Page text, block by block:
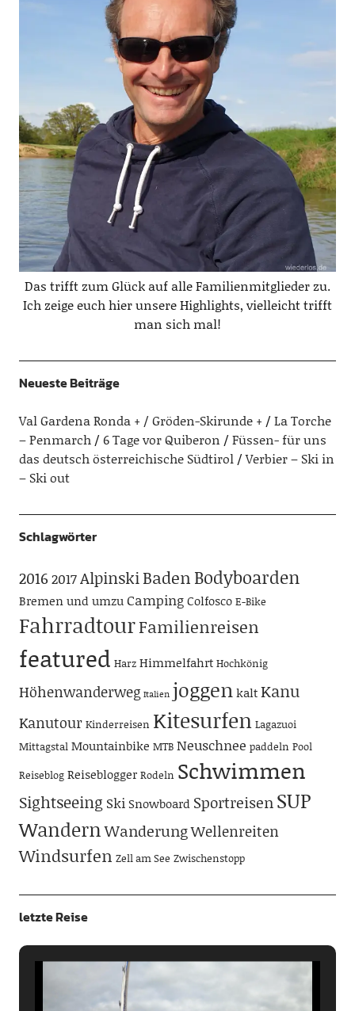
Das trifft zum Glück auf alle Familienmitglieder zu.
Ich zeige euch hier unsere Highlights, vielleicht trifft
man sich mal!
Neueste Beiträge
Val Gardena Ronda + / Gröden-Skirunde +
La Torche
– Penmarch
6 Tage vor Quiberon
Füssen- für uns
das deutsch österreichische Südtirol
Verbier – Ski in
– Ski out
Schlagwörter
2016 2017AlpinskiBaden Bodyboarden
Bremen und umzuCampingColfosco E-Bike
FahrradtourFamilienreisen
featured Harz Himmelfahrt Hochkönig
Höhenwanderweg Italien joggenkaltKanu
Kanutour Kinderreisen Kitesurfen Lagazuoi
Mittagstal Mountainbike MTB Neuschnee paddeln Pool
Reiseblog Reiseblogger Rodeln Schwimmen
Sightseeing SkiSnowboard SportreisenSUP
WandernWanderungWellenreiten
Windsurfen Zell am See Zwischenstopp
letzte Reise